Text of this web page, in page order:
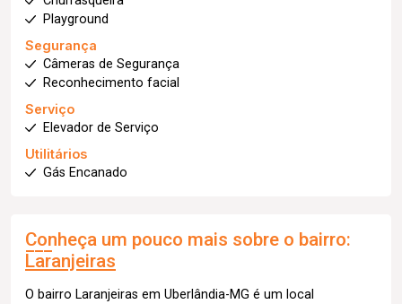
Playground
Segurança
Câmeras de Segurança
Reconhecimento facial
Serviço
Elevador de Serviço
Utilitários
Gás Encanado
Conheça um pouco mais sobre o bairro:
Laranjeiras
O bairro Laranjeiras em Uberlândia-MG é um local